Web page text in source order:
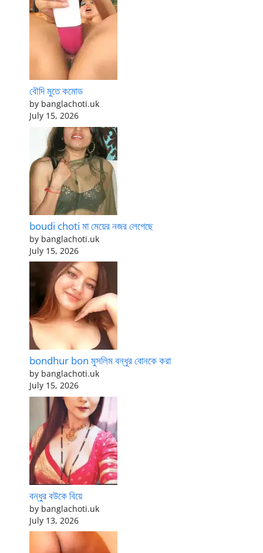
বৌদি মুতে কমোড
by banglachoti.uk
July 15, 2026
boudi choti মা মেয়ের নজর লেগেছে
by banglachoti.uk
July 15, 2026
bondhur bon মুসলিম বন্ধুর বোনকে করা
by banglachoti.uk
July 15, 2026
বন্ধুর বউকে বিয়ে
by banglachoti.uk
July 13, 2026